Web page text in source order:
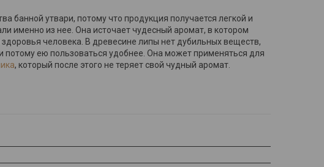
банной утвари, потому что продукция получается легкой и
именно из нее. Она источает чудесный аромат, в котором
человека. В древесине липы нет дубильных веществ,
ею пользоваться удобнее. Она может применяться для
, который после этого не теряет свой чудный аромат.